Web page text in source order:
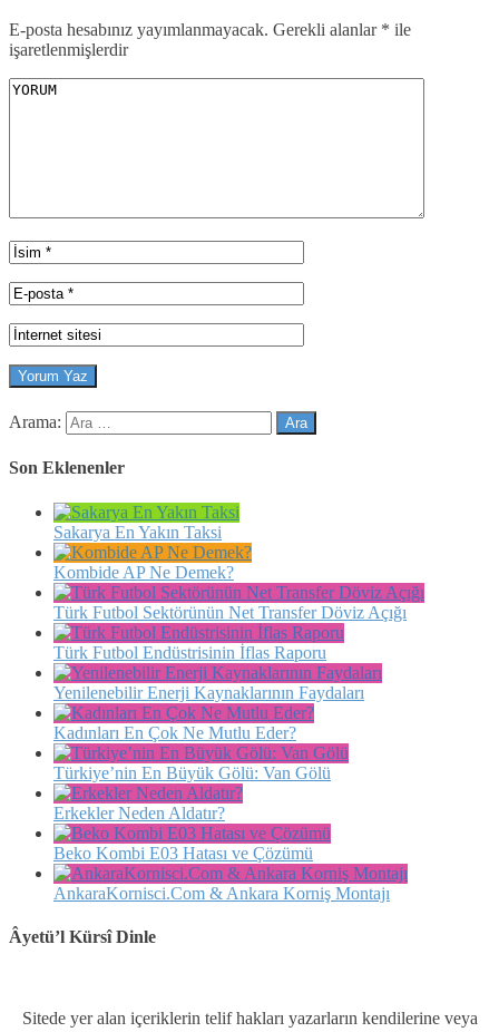
E-posta hesabınız yayımlanmayacak. Gerekli alanlar * ile
işaretlenmişlerdir
Arama:
Son Eklenenler
Sakarya En Yakın Taksi
Kombide AP Ne Demek?
Türk Futbol Sektörünün Net Transfer Döviz Açığı
Türk Futbol Endüstrisinin İflas Raporu
Yenilenebilir Enerji Kaynaklarının Faydaları
Kadınları En Çok Ne Mutlu Eder?
Türkiye’nin En Büyük Gölü: Van Gölü
Erkekler Neden Aldatır?
Beko Kombi E03 Hatası ve Çözümü
AnkaraKornisci.Com & Ankara Korniş Montajı
Âyetü’l Kürsî Dinle
Sitede yer alan içeriklerin telif hakları yazarların kendilerine veya